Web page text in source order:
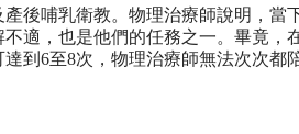
後哺乳衛教。物理治療師說明，當
適，也是他們的任務之一。畢竟，
到6至8次，物理治療師無法次次都